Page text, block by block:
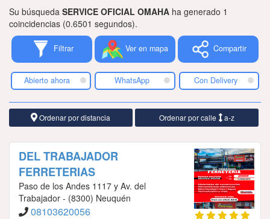
Tiendacores
Contactenos
Su búsqueda SERVICE OFICIAL OMAHA ha generado 1
coincidencias (0.6501 segundos).
Filtrar Ver en mapa Compartir
Abierto ahora WhatsApp Con Delivery
Ordenar por distancia Ordenar por calle a-z
DEL TRABAJADOR
FERRETERIAS
Paso de los Andes 1117 y Av. del
Trabajador - (8300) Neuquén
08103620056